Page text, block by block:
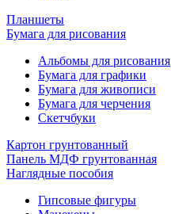
Планшеты
Бумага для рисования
Альбомы для рисования
Бумага для графики
Бумага для живописи
Бумага для черчения
Скетчбуки
Картон грунтованный
Панель МДФ грунтованная
Наглядные пособия
Гипсовые фигуры